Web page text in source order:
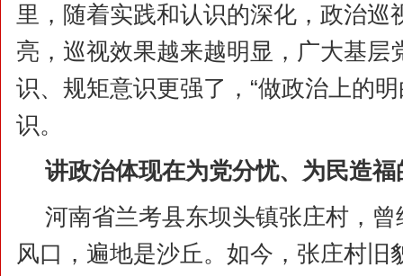
里，随着实践和认识的深化，政治巡
亮，巡视效果越来越明显，广大基层
识、规矩意识更强了，“做政治上的
识。
讲政治体现在为党分忧、为民造
河南省兰考县东坝头镇张庄村，
风口，遍地是沙丘。如今，张庄村旧